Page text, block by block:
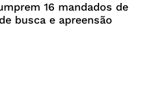
16 mandados de
busca e apreensão